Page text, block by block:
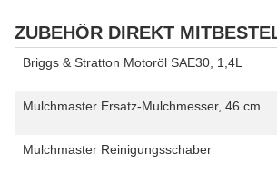
ZUBEHÖR DIREKT
Briggs & Stratton Motoröl SAE30, 1,4L
Mulchmaster Ersatz-Mulchmesser, 46 cm
Mulchmaster Reinigungsschaber